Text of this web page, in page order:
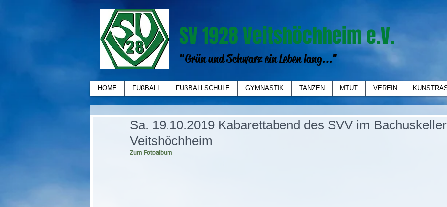
SV 1928 Veitshöchheim e.V.
"Grün und Schwarz ein Leben lang..."
HOME FUßBALL FUßBALLSCHULE GYMNASTIK TANZEN MTUT VEREIN
Sa. 19.10.2019 Kabarettabend des SVV im Bachuskeller
Veitshöchheim
Zum Fotoalbum